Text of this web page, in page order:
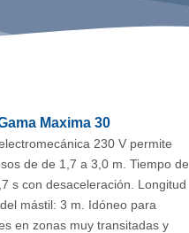
Maxima 30
230 V permite
de de 1,7 a 3,0 m. Tiempo de
s con desaceleración. Longitud
mástil: 3 m. Idóneo para
en zonas muy transitadas y